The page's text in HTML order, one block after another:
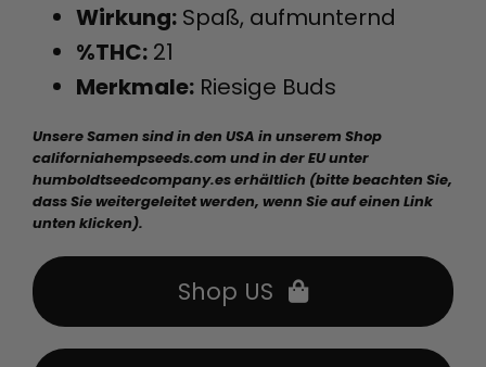
Wirkung:Spaß, aufmunternd
%THC:21
Merkmale:Riesige Buds
Unsere Samen sind in den USA in unserem Shop
californiahempseeds.com und in der EU unter
humboldtseedcompany.es erhältlich (bitte beachten Sie,
dass Sie weitergeleitet werden, wenn Sie auf einen Link
unten klicken).
Shop US